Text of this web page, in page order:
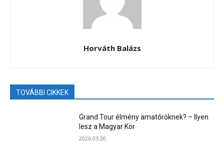
Horváth Balázs
TOVÁBBI CIKKEK
Grand Tour élmény amatőröknek? – Ilyen
lesz a Magyar Kör
2026.03.20.